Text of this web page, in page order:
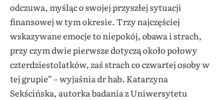
odczuwa, myśląc o swojej przyszłej sytuacji
finansowej w tym okresie. Trzy najczęściej
wskazywane emocje to niepokój, obawa i strach,
przy czym dwie pierwsze dotyczą około połowy
czterdziestolatków, zaś strach co czwartej osoby w
tej grupie” – wyjaśnia dr hab. Katarzyna
Sekścińska, autorka badania z Uniwersytetu